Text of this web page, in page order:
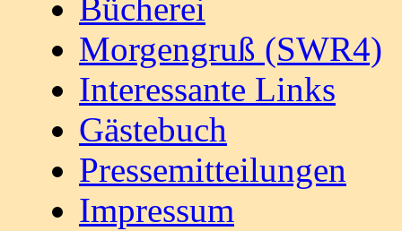
Bücherei
Morgengruß (SWR4)
Interessante Links
Gästebuch
Pressemitteilungen
Impressum